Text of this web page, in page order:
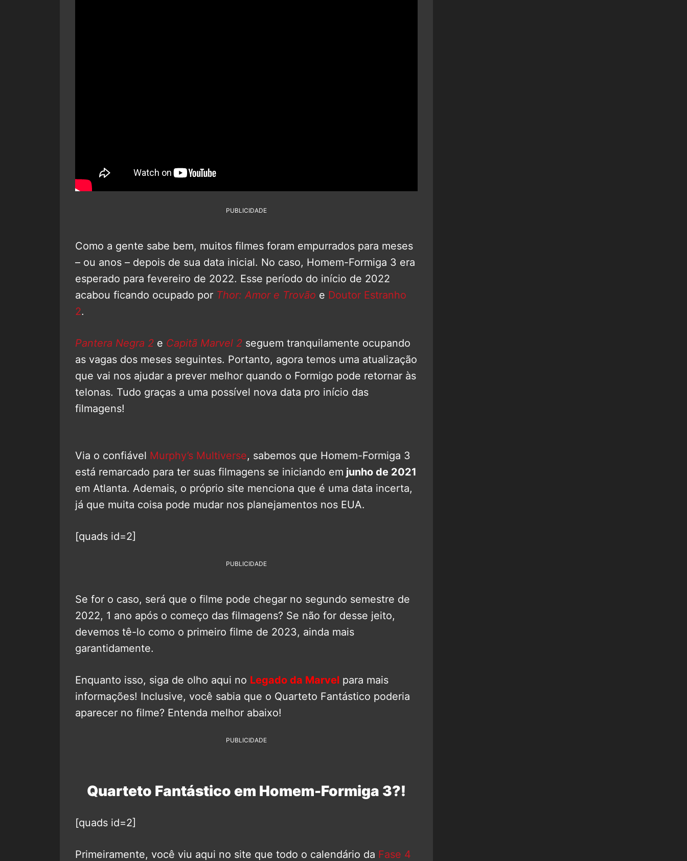
PUBLICIDADE
Como a gente sabe bem, muitos filmes foram empurrados para meses
– ou anos – depois de sua data inicial. No caso, Homem-Formiga 3 era
esperado para fevereiro de 2022. Esse período do início de 2022
acabou ficando ocupado por Thor: Amor e Trovão e Doutor Estranho
2.
Pantera Negra 2 e Capitã Marvel 2 seguem tranquilamente ocupando
as vagas dos meses seguintes. Portanto, agora temos uma atualização
que vai nos ajudar a prever melhor quando o Formigo pode retornar às
telonas. Tudo graças a uma possível nova data pro início das
filmagens!
Via o confiável Murphy’s Multiverse, sabemos que Homem-Formiga 3
está remarcado para ter suas filmagens se iniciando em junho de 2021
em Atlanta. Ademais, o próprio site menciona que é uma data incerta,
já que muita coisa pode mudar nos planejamentos nos EUA.
[quads id=2]
PUBLICIDADE
Se for o caso, será que o filme pode chegar no segundo semestre de
2022, 1 ano após o começo das filmagens? Se não for desse jeito,
devemos tê-lo como o primeiro filme de 2023, ainda mais
garantidamente.
Enquanto isso, siga de olho aqui no Legado da Marvel para mais
informações! Inclusive, você sabia que o Quarteto Fantástico poderia
aparecer no filme? Entenda melhor abaixo!
PUBLICIDADE
Quarteto Fantástico em Homem-Formiga 3?!
[quads id=2]
Primeiramente, você viu aqui no site que todo o calendário da Fase 4